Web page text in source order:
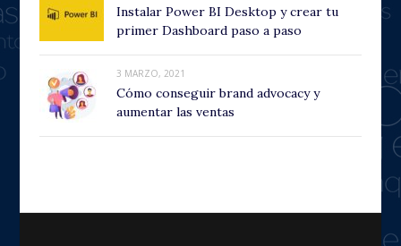
Instalar Power BI Desktop y crear tu
primer Dashboard paso a paso
3 MARZO, 2021
Cómo conseguir brand advocacy y
aumentar las ventas